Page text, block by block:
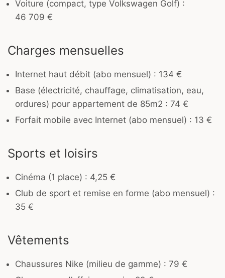
Voiture (compact, type Volkswagen Golf) :
46 709 €
Charges mensuelles
Internet haut débit (abo mensuel) : 134 €
Base (électricité, chauffage, climatisation, eau,
ordures) pour appartement de 85m2 : 74 €
Forfait mobile avec Internet (abo mensuel) : 13 €
Sports et loisirs
Cinéma (1 place) : 4,25 €
Club de sport et remise en forme (abo mensuel) :
35 €
Vêtements
Chaussures Nike (milieu de gamme) : 79 €